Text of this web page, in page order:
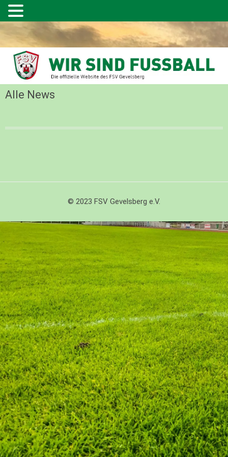
Alle News
© 2023 FSV Gevelsberg e.V.